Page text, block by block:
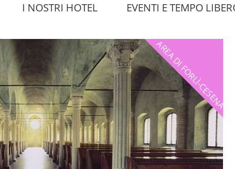
I NOSTRI HOTEL EVENTI E TEMPO
AREA DI FORLÌ-CESENA